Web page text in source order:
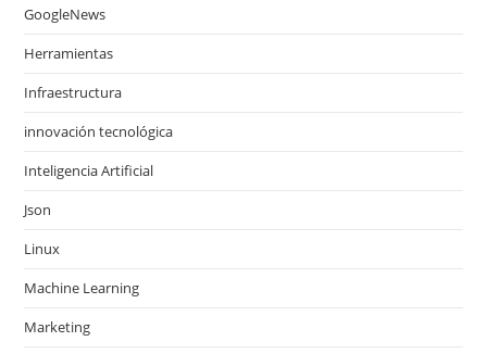
GoogleNews
Herramientas
Infraestructura
innovación tecnológica
Inteligencia Artificial
Json
Linux
Machine Learning
Marketing